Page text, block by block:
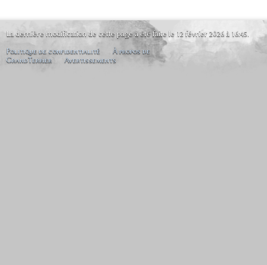
La dernière modification de cette page a été faite le 12 février 2026 à 16:45.
Politique de confidentialité
À propos de
GrandTerrier
Avertissements